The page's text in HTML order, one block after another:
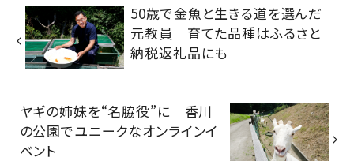
50歳で金魚と生きる道を選んだ
元教員 育てた品種はふるさと
納税返礼品にも
ヤギの姉妹を“名脇役”に 香川
の公園でユニークなオンラインイ
ベント